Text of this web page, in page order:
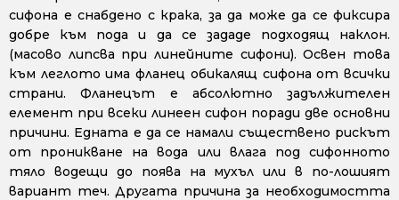
сифона е снабдено с крака, за да може да се фиксира
добре към пода и да се зададе подходящ наклон.
(масово липсва при линейните сифони). Освен това
към леглото има фланец обикалящ сифона от всички
страни. Фланецът е абсолютно задължителен
елемент при всеки линеен сифон поради две основни
причини. Едната е да се намали съществено рискът
от проникване на вода или влага под сифонното
тяло водещи до поява на мухъл или в по-лошият
вариант теч. Другата причина за необходимостта